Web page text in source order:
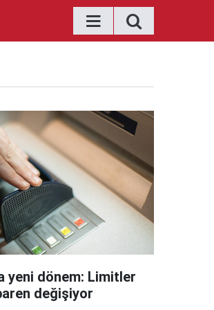
yeni dönem: Limitler
değişiyor